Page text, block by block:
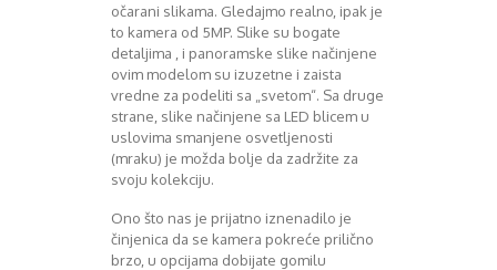
očarani slikama. Gledajmo realno, ipak je
to kamera od 5MP. Slike su bogate
detaljima , i panoramske slike načinjene
ovim modelom su izuzetne i zaista
vredne za podeliti sa „svetom“. Sa druge
strane, slike načinjene sa LED blicem u
uslovima smanjene osvetljenosti
(mraku) je možda bolje da zadržite za
svoju kolekciju.
Ono što nas je prijatno iznenadilo je
činjenica da se kamera pokreće prilično
brzo, u opcijama dobijate gomilu